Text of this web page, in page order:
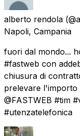
alberto rendola
Napoli, Campania
fuori dal mondo...
#fastweb con
chiusura di
prelevare l'importo
@FASTWEB #tim
#utenzatelefonica